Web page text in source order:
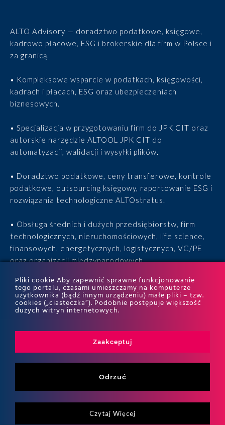
ALTO Advisory — doradztwo podatkowe, księgowe,
kadrowo płacowe, ESG i brokerskie dla firm w Polsce i
za granicą.
• Kompleksowe wsparcie w podatkach, księgowości,
kadrach i płacach, ESG oraz ubezpieczeniach
biznesowych.
• Specjalizacja w przygotowaniu firm do JPK CIT oraz
autorskie narzędzie ALTOOL JPK CIT do
automatyzacji, walidacji i wysyłki plików.
• Doradztwo podatkowe, ceny transferowe, kontrole
podatkowe, outsourcing księgowy, raportowanie ESG i
rozwiązania technologiczne ALTOstratus.
• Obsługa średnich i dużych przedsiębiorstw, firm
technologicznych, nieruchomościowych, life science,
finansowych, energetycznych, logistycznych, VC/PE
oraz organizacji międzynarodowych.
• 15 lat doświadczenia, 170 ekspertów, tysiące
zrealizowanych projektów i wyróżnienia w rankingach
ITR World Tax i ITR World TP.
Pliki cookie Aby zapewnić sprawne funkcjonowanie
tego portalu, czasami umieszczamy na komputerze
użytkownika (bądź innym urządzeniu) małe pliki – tzw.
cookies („ciasteczka”). Podobnie postępuje większość
dużych witryn internetowych.
Zaakceptuj
Odrzuć
Czytaj Więcej